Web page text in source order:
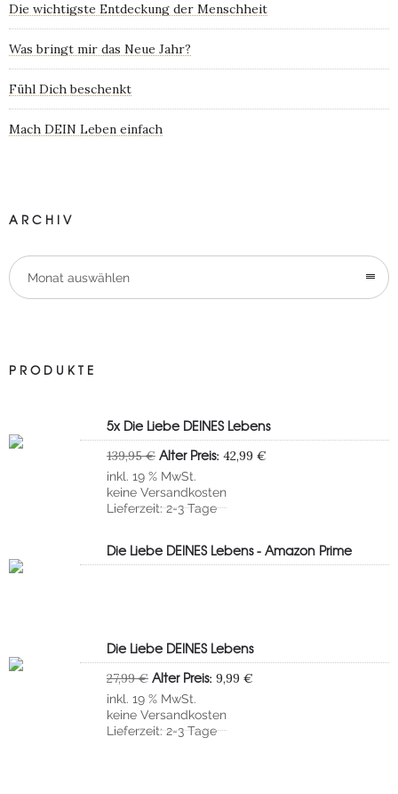
Die wichtigste Entdeckung der Menschheit
Was bringt mir das Neue Jahr?
Fühl Dich beschenkt
Mach DEIN Leben einfach
ARCHIV
Monat auswählen
PRODUKTE
5x Die Liebe DEINES Lebens
139,95€ Ursprünglicher
Preis
war:
139,95 €
Alter Preis: 42,99 €
inkl. 19 % MwSt.
keine Versandkosten
Lieferzeit:2-3 Tage
Die Liebe DEINES Lebens - Amazon Prime
Die Liebe DEINES Lebens
27,99€ Ursprünglicher
Preis
war:
27,99 €
Alter Preis: 9,99 €
inkl. 19 % MwSt.
keine Versandkosten
Lieferzeit:2-3 Tage